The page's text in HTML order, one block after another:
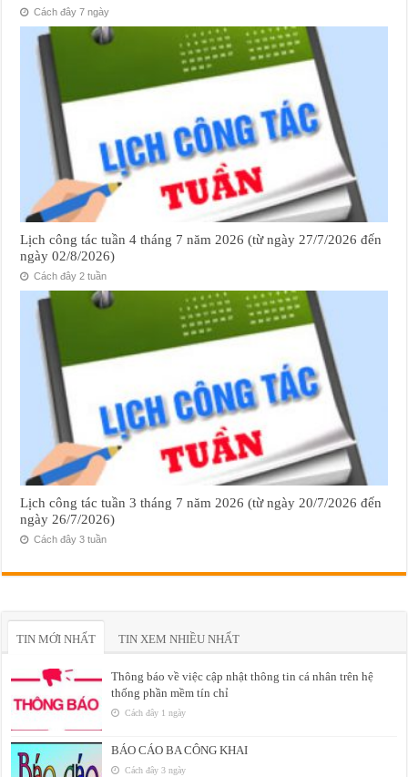
Cách đây 7 ngày
Lịch công tác tuần 4 tháng 7 năm 2026 (từ ngày 27/7/2026 đến
ngày 02/8/2026)
Cách đây 2 tuần
Lịch công tác tuần 3 tháng 7 năm 2026 (từ ngày 20/7/2026 đến
ngày 26/7/2026)
Cách đây 3 tuần
TIN MỚI NHẤT TIN XEM NHIỀU NHẤT
Thông báo về việc cập nhật thông tin cá nhân trên hệ
thống phần mềm tín chỉ
Cách đây 1 ngày
BÁO CÁO BA CÔNG KHAI
Cách đây 3 ngày